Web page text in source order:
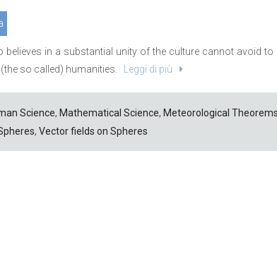
believes in a substantial unity of the culture cannot avoid
so called) humanities.
Leggi di più
Science, Mathematical Science, Meteorological Theorems
, Vector fields on Spheres